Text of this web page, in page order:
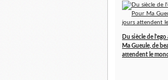
Du siècle de
Ma Gueule, de
attendent le